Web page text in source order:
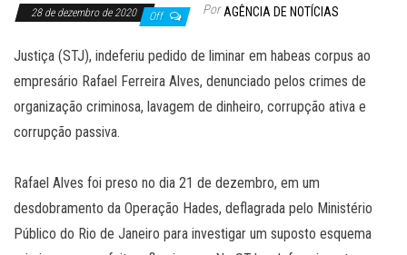
28 de dezembro de 2020 Off Por AGÊNCIA DE NOTÍCIAS
Justiça (STJ), indeferiu pedido de liminar em habeas corpus ao
empresário Rafael Ferreira Alves, denunciado pelos crimes de
organização criminosa, lavagem de dinheiro, corrupção ativa e
corrupção passiva.
Rafael Alves foi preso no dia 21 de dezembro, em um
desdobramento da Operação Hades, deflagrada pelo Ministério
Público do Rio de Janeiro para investigar um suposto esquema